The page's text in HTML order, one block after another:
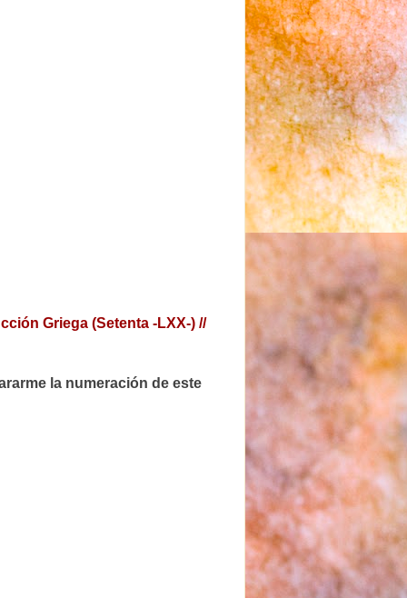
Griega (Setenta -LXX-) //
la numeración de este